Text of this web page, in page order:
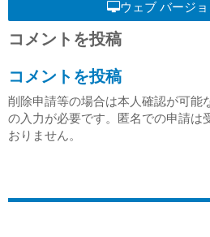
ウェブ バージ
コメントを投稿
コメントを投稿
削除申請等の場合は本人確認が可能
の入力が必要です。匿名での申請は
おりません。